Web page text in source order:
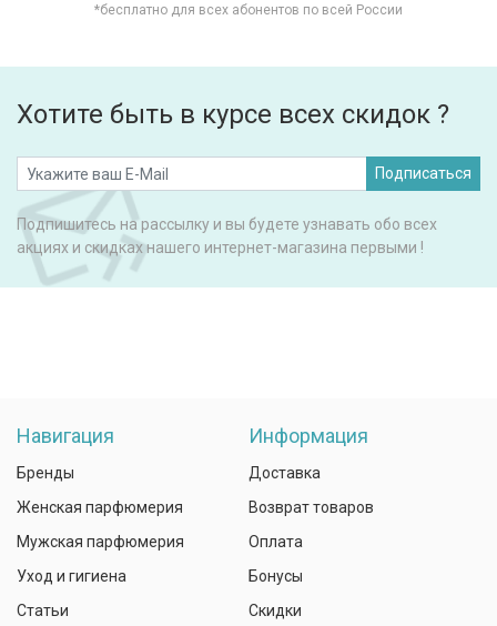
*бесплатно для всех абонентов по всей России
Хотите быть в курсе всех скидок ?
Подписаться
Подпишитесь на рассылку и вы будете узнавать обо всех
акциях и скидках нашего интернет-магазина первыми !
Навигация
Бренды
Женская парфюмерия
Мужская парфюмерия
Уход и гигиена
Статьи
Информация
Доставка
Возврат товаров
Оплата
Бонусы
Скидки